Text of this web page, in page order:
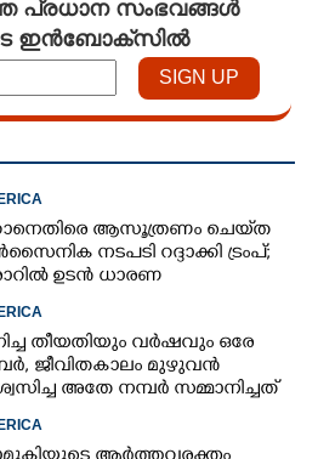
പ്രധാന സംഭവങ്ങൾ
ഇൻബോക്സിൽ
ആസൂത്രണം ചെയ്‌ത
നടപടി റദ്ദാക്കി ട്രംപ്;
ഉടൻ ധാരണ
തീയതിയും വർഷവും ഒരേ
ജീവിതകാലം മുഴുവൻ
അതേ നമ്പർ സമ്മാനിച്ചത്
×
this link